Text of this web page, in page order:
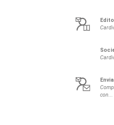
con...